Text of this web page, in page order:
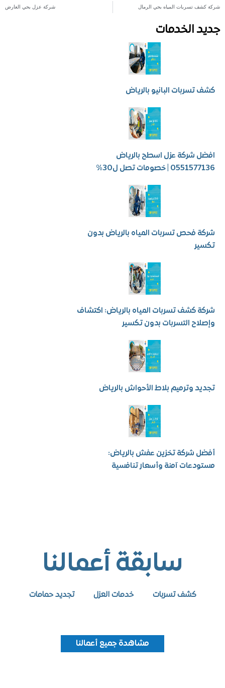
المياه بحي الرمال شركة عزل بحي العارض
الخدمات
البانيو بالرياض
شركة عزل اسطح بالرياض
| خصومات تصل ل30%
فحص تسربات المياه بالرياض بدون
كشف تسربات المياه بالرياض: اكتشاف
التسربات بدون تكسير
وترميم بلاط الأحواش بالرياض
شركة تخزين عفش بالرياض:
آمنة وأسعار تنافسية
سابقة أعمالنا
كشف تسربات خدمات العزل تجديد حمامات
مشاهدة جميع أعمالنا